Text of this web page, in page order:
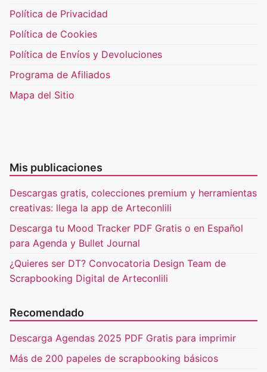
Política de Privacidad
Política de Cookies
Política de Envíos y Devoluciones
Programa de Afiliados
Mapa del Sitio
Mis publicaciones
Descargas gratis, colecciones premium y herramientas
creativas: llega la app de Arteconlili
Descarga tu Mood Tracker PDF Gratis o en Español
para Agenda y Bullet Journal
¿Quieres ser DT? Convocatoria Design Team de
Scrapbooking Digital de Arteconlili
Recomendado
Descarga Agendas 2025 PDF Gratis para imprimir
Más de 200 papeles de scrapbooking básicos